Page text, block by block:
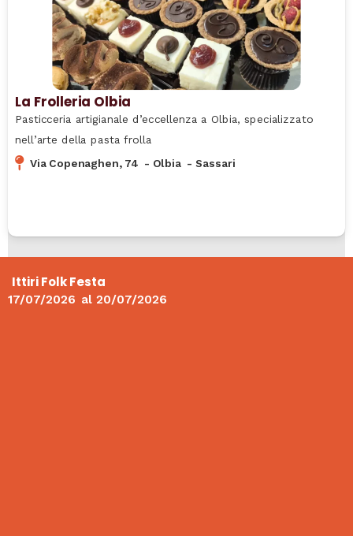
La Frolleria Olbia
Pasticceria artigianale d’eccellenza a Olbia, specializzato
nell’arte della pasta frolla
Via Copenaghen, 74 - Olbia - Sassari
Ittiri Folk Festa
17/07/2026 al 20/07/2026